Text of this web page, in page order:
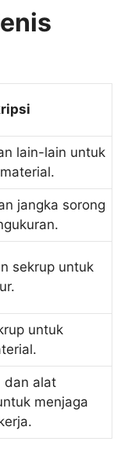
lain-lain untuk
jangka sorong
sekrup untuk
untuk
dan alat
menjaga